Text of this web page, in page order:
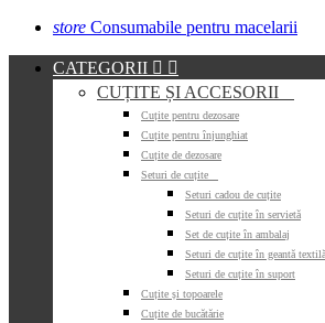
store Consumabile pentru macelarii
CATEGORII  
CUȚITE ȘI ACCESORII
Cuțite pentru dezosare
Cuțite pentru înjunghiat
Cuțite de dezosare
Seturi de cuțite
Seturi cadou de cuțite
Seturi de cuțite în servietă
Set de cuțite în ambalaj
Seturi de cuțite în geantă textilă
Seturi de cuțite în suport
Cuțite și topoarele
Cuțite de bucătărie